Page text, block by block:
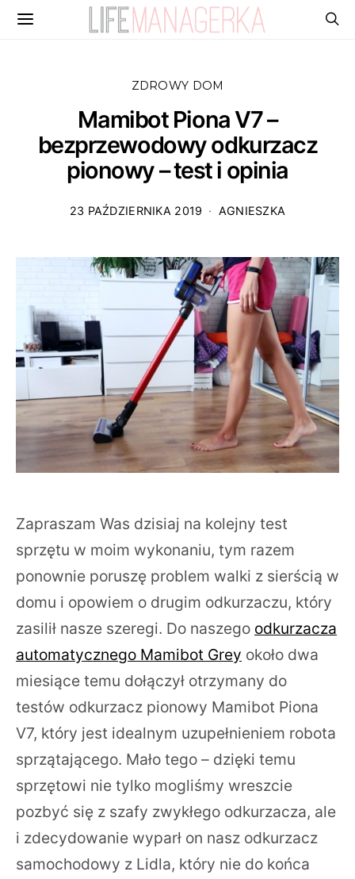
ZDROWY DOM
Mamibot Piona V7 –
bezprzewodowy odkurzacz
pionowy – test i opinia
23 PAŹDZIERNIKA 2019 AGNIESZKA
Zapraszam Was dzisiaj na kolejny test
sprzętu w moim wykonaniu, tym razem
ponownie poruszę problem walki z sierścią w
domu i opowiem o drugim odkurzaczu, który
zasilił nasze szeregi. Do naszego odkurzacza
automatycznego Mamibot Grey około dwa
miesiące temu dołączył otrzymany do
testów odkurzacz pionowy Mamibot Piona
V7, który jest idealnym uzupełnieniem robota
sprzątającego. Mało tego – dzięki temu
sprzętowi nie tylko mogliśmy wreszcie
pozbyć się z szafy zwykłego odkurzacza, ale
i zdecydowanie wyparł on nasz odkurzacz
samochodowy z Lidla, który nie do końca